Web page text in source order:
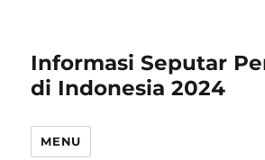
Informasi Seputar
di Indonesia 2024
MENU